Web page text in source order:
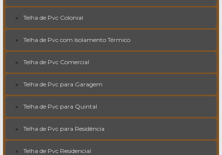
Telha de Pvc Colonial
Telha de Pvc com Isolamento Térmico
Telha de Pvc Comercial
Telha de Pvc para Garagem
Telha de Pvc para Quintal
Telha de Pvc para Residência
Telha de Pvc Residencial